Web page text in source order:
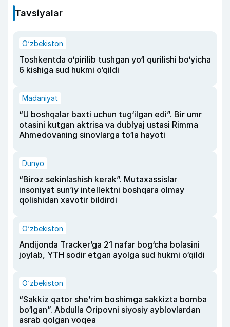
Tavsiyalar
O‘zbekiston
Toshkentda o‘pirilib tushgan yo‘l qurilishi bo‘yicha
6 kishiga sud hukmi o‘qildi
Madaniyat
“U boshqalar baxti uchun tug‘ilgan edi”. Bir umr
otasini kutgan aktrisa va dublyaj ustasi Rimma
Ahmedovaning sinovlarga to‘la hayoti
Dunyo
“Biroz sekinlashish kerak”. Mutaxassislar
insoniyat sun’iy intellektni boshqara olmay
qolishidan xavotir bildirdi
O‘zbekiston
Andijonda Tracker’ga 21 nafar bog‘cha bolasini
joylab, YTH sodir etgan ayolga sud hukmi o‘qildi
O‘zbekiston
“Sakkiz qator she’rim boshimga sakkizta bomba
bo‘lgan”. Abdulla Oripovni siyosiy ayblovlardan
asrab qolgan voqea